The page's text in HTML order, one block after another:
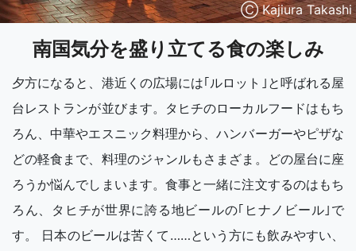
Ⓒ Kajiura Takashi
南国気分を盛り立てる食の楽しみ
夕方になると、港近くの広場には｢ルロット｣と呼ばれる屋
台レストランが並びます。タヒチのローカルフードはもち
ろん、中華やエスニック料理から、ハンバーガーやピザな
どの軽食まで、料理のジャンルもさまざま。どの屋台に座
ろうか悩んでしまいます。食事と一緒に注文するのはもち
ろん、タヒチが世界に誇る地ビールの｢ヒナノビール｣で
す。 日本のビールは苦くて……という方にも飲みやすい、